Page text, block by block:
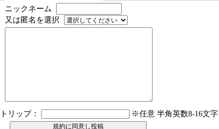
ニックネーム
又は匿名を選択
トリップ： ※任意 半角英数8-16文字